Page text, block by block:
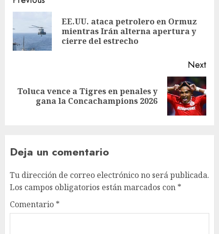
EE.UU. ataca petrolero en Ormuz
mientras Irán alterna apertura y
cierre del estrecho
Next
Toluca vence a Tigres en penales y
gana la Concachampions 2026
Deja un comentario
Tu dirección de correo electrónico no será publicada.
Los campos obligatorios están marcados con *
Comentario *